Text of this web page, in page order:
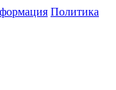
Политика